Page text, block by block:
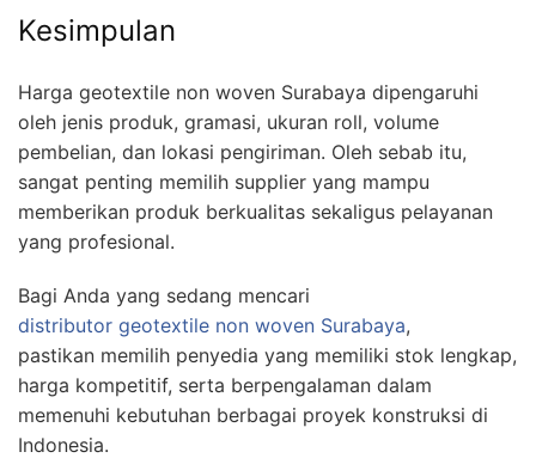
Kesimpulan
Harga geotextile non woven Surabaya dipengaruhi
oleh jenis produk, gramasi, ukuran roll, volume
pembelian, dan lokasi pengiriman. Oleh sebab itu,
sangat penting memilih supplier yang mampu
memberikan produk berkualitas sekaligus pelayanan
yang profesional.
Bagi Anda yang sedang mencari
distributor geotextile non woven Surabaya,
pastikan memilih penyedia yang memiliki stok lengkap,
harga kompetitif, serta berpengalaman dalam
memenuhi kebutuhan berbagai proyek konstruksi di
Indonesia.